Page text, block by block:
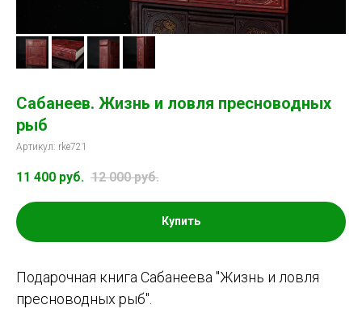
Сабанеев. Жизнь и ловля пресноводных
рыб
Артикул: rke721
11 400 руб. 12 000 руб.
Купить
Подарочная книга Сабанеева "Жизнь и ловля
пресноводных рыб".